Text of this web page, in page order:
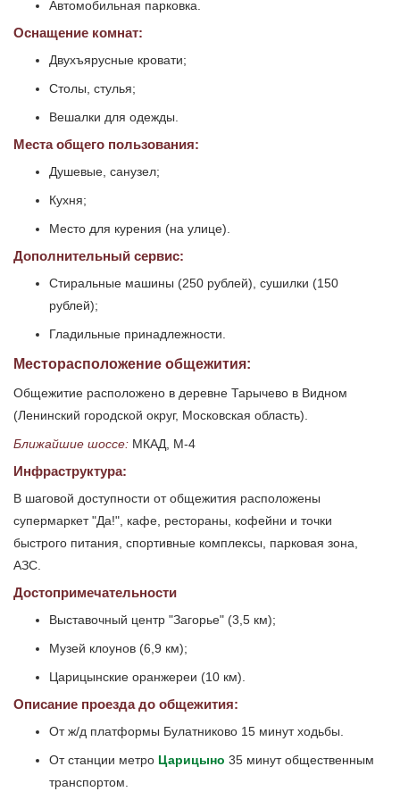
Автомобильная парковка.
Оснащение комнат:
Двухъярусные кровати;
Столы, стулья;
Вешалки для одежды.
Места общего пользования:
Душевые, санузел;
Кухня;
Место для курения (на улице).
Дополнительный сервис:
Стиральные машины (250 рублей), сушилки (150
рублей);
Гладильные принадлежности.
Месторасположение общежития:
Общежитие расположено в деревне Тарычево в Видном
(Ленинский городской округ, Московская область).
Ближайшие шоссе: МКАД, М-4
Инфраструктура:
В шаговой доступности от общежития расположены
супермаркет "Да!", кафе, рестораны, кофейни и точки
быстрого питания, спортивные комплексы, парковая зона,
АЗС.
Достопримечательности
Выставочный центр "Загорье" (3,5 км);
Музей клоунов (6,9 км);
Царицынские оранжереи (10 км).
Описание проезда до общежития:
От ж/д платформы Булатниково 15 минут ходьбы.
От станции метро Царицыно 35 минут общественным
транспортом.